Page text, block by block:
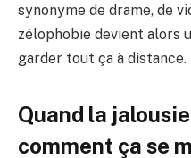
synonyme de drame, de
zélophobie devient alors
garder tout ça à distance.
Quand la
comment ça se